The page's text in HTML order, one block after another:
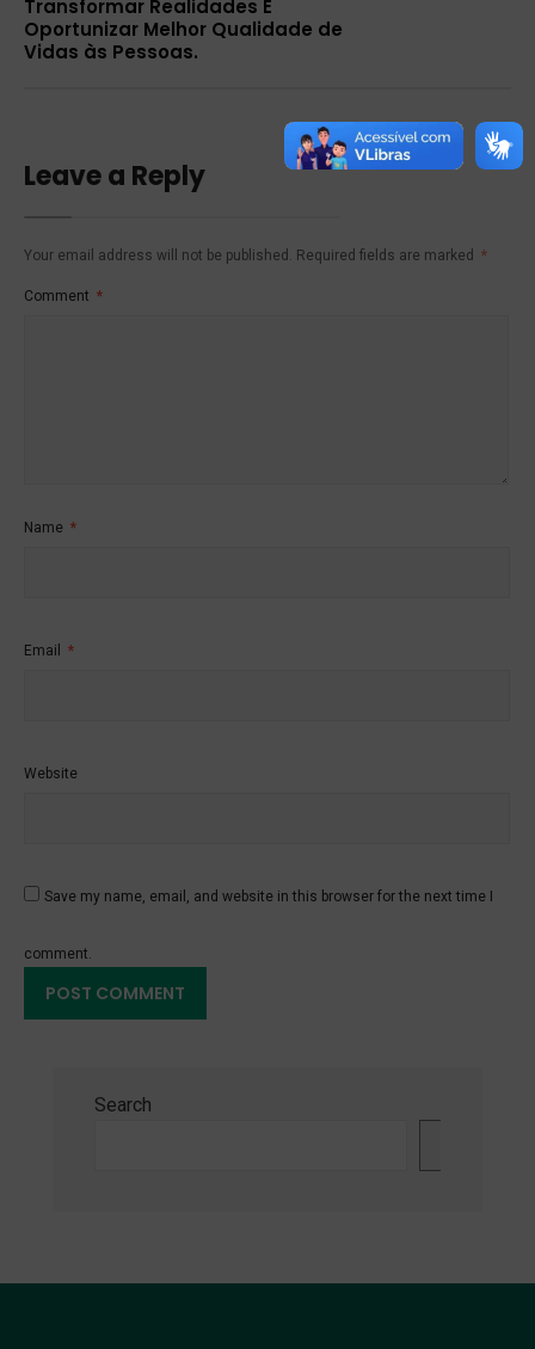
Transformar Realidades É
Oportunizar Melhor Qualidade de
Vidas às Pessoas.
Leave a Reply
Your email address will not be published. Required fields are marked *
Comment *
Name *
Email *
Website
Save my name, email, and website in this browser for the next time I
comment.
Search